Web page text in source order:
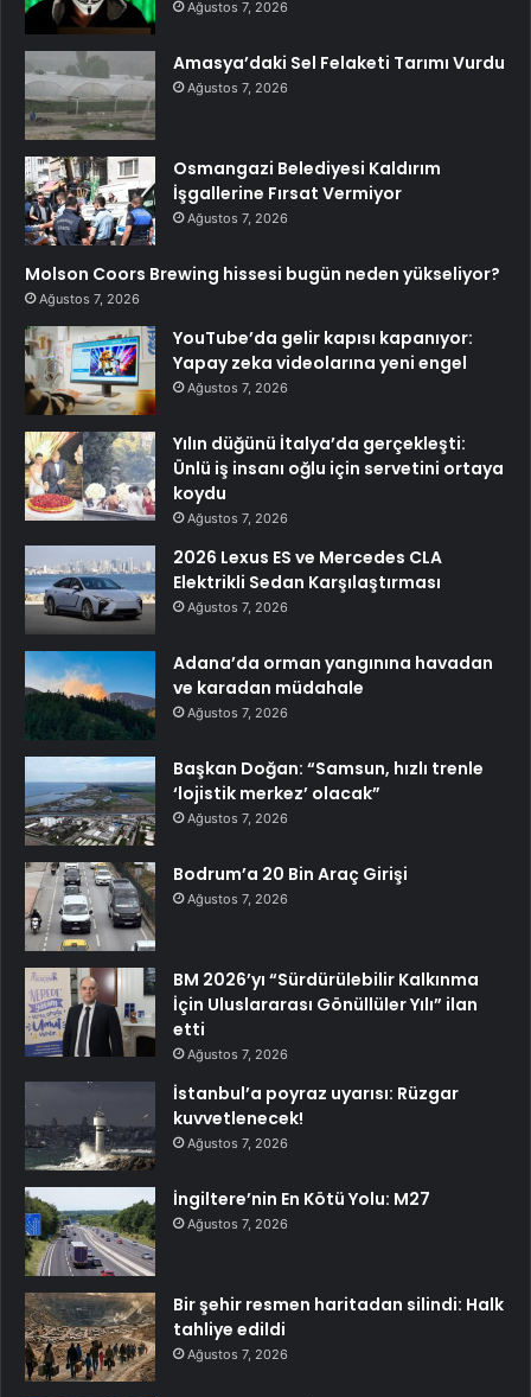
Ağustos 7, 2026
Amasya’daki Sel Felaketi Tarımı Vurdu
Ağustos 7, 2026
Osmangazi Belediyesi Kaldırım
İşgallerine Fırsat Vermiyor
Ağustos 7, 2026
Molson Coors Brewing hissesi bugün neden yükseliyor?
Ağustos 7, 2026
YouTube’da gelir kapısı kapanıyor:
Yapay zeka videolarına yeni engel
Ağustos 7, 2026
Yılın düğünü İtalya’da gerçekleşti:
Ünlü iş insanı oğlu için servetini ortaya
koydu
Ağustos 7, 2026
2026 Lexus ES ve Mercedes CLA
Elektrikli Sedan Karşılaştırması
Ağustos 7, 2026
Adana’da orman yangınına havadan
ve karadan müdahale
Ağustos 7, 2026
Başkan Doğan: “Samsun, hızlı trenle
‘lojistik merkez’ olacak”
Ağustos 7, 2026
Bodrum’a 20 Bin Araç Girişi
Ağustos 7, 2026
BM 2026’yı “Sürdürülebilir Kalkınma
İçin Uluslararası Gönüllüler Yılı” ilan
etti
Ağustos 7, 2026
İstanbul’a poyraz uyarısı: Rüzgar
kuvvetlenecek!
Ağustos 7, 2026
İngiltere’nin En Kötü Yolu: M27
Ağustos 7, 2026
Bir şehir resmen haritadan silindi: Halk
tahliye edildi
Ağustos 7, 2026